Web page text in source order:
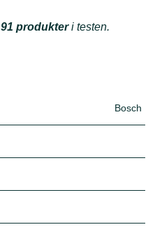
91 produkteri testen.
Bosch